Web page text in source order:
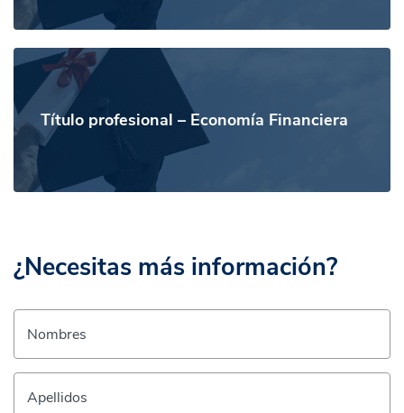
Título profesional – Economía Financiera
¿Necesitas más información?
Nombres
Apellidos